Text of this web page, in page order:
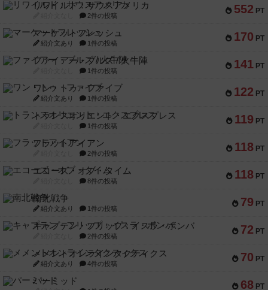
552 PT
リワイルド：サウスアメリカ
2件の投稿
170 PT
マーケットフレッシュ
紹介文あり 1件の投稿
141 PT
ファイアー・ブルズ / 火牛陣
1件の投稿
122 PT
ワン・トゥ・ファイブ
紹介文あり 1件の投稿
119 PT
トランスオリエント・エクスプレス
1件の投稿
118 PT
フラットアイアン
2件の投稿
118 PT
エコーズ・オブ・タイム
8件の投稿
79 PT
南北戦争
紹介文あり 1件の投稿
72 PT
キャプテン・フリップ：イスラ・ボンバ
2件の投稿
70 PT
メメントオンラインタクティクス
紹介文あり 4件の投稿
68 PT
パーミッド